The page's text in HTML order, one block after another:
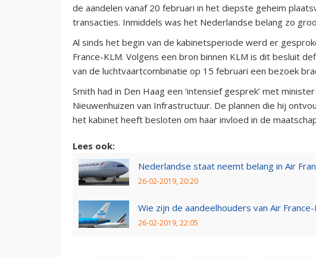
de aandelen vanaf 20 februari in het diepste geheim
transacties. Inmiddels was het Nederlandse belang zo
Al sinds het begin van de kabinetsperiode werd er
France-KLM. Volgens een bron binnen KLM is dit besluit
van de luchtvaartcombinatie op 15 februari een bezoek
Smith had in Den Haag een ‘intensief gesprek’ met
Nieuwenhuizen van Infrastructuur. De plannen die hij
het kabinet heeft besloten om haar invloed in de
Lees ook:
Nederlandse staat neemt belang in Air
26-02-2019, 20:20
Wie zijn de aandeelhouders van Air France-
26-02-2019, 22:05